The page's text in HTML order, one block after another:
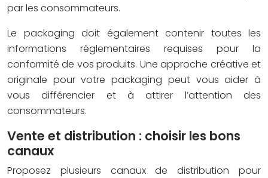
par les consommateurs.
Le packaging doit également contenir toutes les
informations réglementaires requises pour la
conformité de vos produits. Une approche créative et
originale pour votre packaging peut vous aider à
vous différencier et à attirer l’attention des
consommateurs.
Vente et distribution : choisir les bons
canaux
Proposez plusieurs canaux de distribution pour